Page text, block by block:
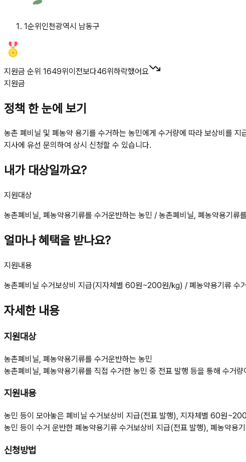
1순위인천광역시 남동구
지원금 순위 1649위이전보다46위하락했어요
지원금
정책 한 눈에 보기
농촌 폐비닐 및 폐농약 용기를 수거하는 농민에게 수거량에 따라 보상비를
지사에 유선 문의하여 상시 신청할 수 있습니다.
내가 대상일까요?
지원대상
농촌폐비닐, 폐농약용기류를 수거운반하는 농민 / 농촌폐비닐, 폐농약용기
얼마나 혜택을 받나요?
지원내용
농촌폐비닐 수거보상비 지급(지자체별 60원~200원/㎏) / 폐농약용기류 수
자세한 내용
지원대상
농촌폐비닐, 폐농약용기류를 수거운반하는 농민
농촌폐비닐, 폐농약용기류를 직접 수거한 농민 중 전표 발행 등을 통해 수거
지원내용
농민 등이 모아놓은 폐비닐 수거보상비 지급(전표 발행), 지자체별 60원
농민 등이 수거 운반한 폐농약용기류 수거보상비 지급(전표 발행), 폐농약용
신청방법